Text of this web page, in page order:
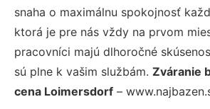
snaha o maximálnu spokojnosť
ktorá je pre nás vždy na prvom
pracovníci majú dlhoročné
sú plne k vašim službám. Zváranie
cena Loimersdorf –